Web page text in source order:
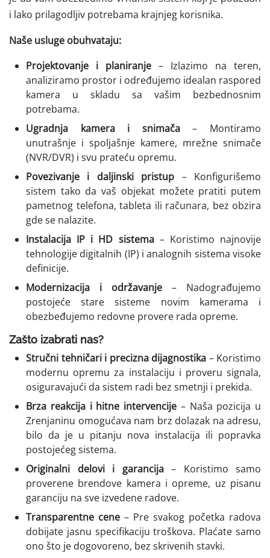
i lako prilagodljiv potrebama krajnjeg korisnika.
Naše usluge obuhvataju:
Projektovanje i planiranje – Izlazimo na teren,
analiziramo prostor i određujemo idealan raspored
kamera u skladu sa vašim bezbednosnim
potrebama.
Ugradnja kamera i snimača– Montiramo
unutrašnje i spoljašnje kamere, mrežne snimače
(NVR/DVR) i svu prateću opremu.
Povezivanje i daljinski pristup – Konfigurišemo
sistem tako da vaš objekat možete pratiti putem
pametnog telefona, tableta ili računara, bez obzira
gde se nalazite.
Instalacija IP i HD sistema– Koristimo najnovije
tehnologije digitalnih (IP) i analognih sistema visoke
definicije.
Modernizacija i održavanje – Nadograđujemo
postojeće stare sisteme novim kamerama i
obezbeđujemo redovne provere rada opreme.
Zašto izabrati nas?
Stručni tehničari i precizna dijagnostika – Koristimo
modernu opremu za instalaciju i proveru signala,
osiguravajući da sistem radi bez smetnji i prekida.
Brza reakcija i hitne intervencije – Naša pozicija u
Zrenjaninu omogućava nam brz dolazak na adresu,
bilo da je u pitanju nova instalacija ili popravka
postojećeg sistema.
Originalni delovi i garancija– Koristimo samo
proverene brendove kamera i opreme, uz pisanu
garanciju na sve izvedene radove.
Transparentne cene – Pre svakog početka radova
dobijate jasnu specifikaciju troškova. Plaćate samo
ono što je dogovoreno, bez skrivenih stavki.